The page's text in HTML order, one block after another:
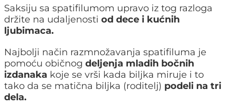
Saksiju sa spatifilumom upravo iz tog razloga
držite na udaljenosti od dece i kućnih
ljubimaca.
Najbolji način razmnožavanja spatifiluma je
pomoću običnog deljenja mladih bočnih
izdanaka koje se vrši kada biljka miruje i to
tako da se matična biljka (roditelj) podeli na tri
dela.